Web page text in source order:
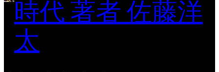
時代 著者 佐藤洋
太